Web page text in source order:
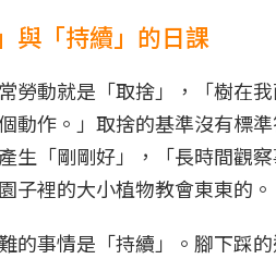
與「持續」的日課
勞動就是「取捨」，「樹在
動作。」取捨的基準沒有標
生「剛剛好」，「長時間觀
子裡的大小植物教會東東的。
的事情是「持續」。腳下踩